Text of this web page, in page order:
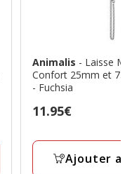
Animalis - Laisse
Confort 25mm et
- Fuchsia
Prix
11.95€
Ajouter